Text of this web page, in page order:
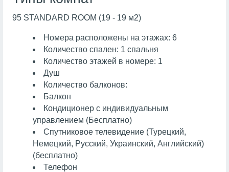
95 STANDARD ROOM (19 - 19 м2)
Номера расположены на этажах: 6
Количество спален: 1 спальня
Количество этажей в номере: 1
Душ
Количество балконов:
Балкон
Кондиционер с индивидуальным
управлением (Бесплатно)
Спутниковое телевидение (Турецкий,
Немецкий, Русский, Украинский, Английский)
(бесплатно)
Телефон